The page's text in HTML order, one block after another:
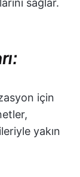
sağlar.
için
yakın